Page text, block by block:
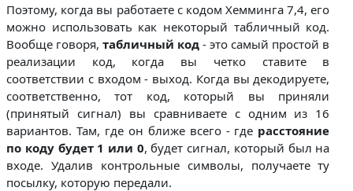
Поэтому, когда вы работаете с кодом Хемминга 7,4, его
можно использовать как некоторый табличный код.
Вообще говоря,табличный код - это самый простой в
реализации код, когда вы четко ставите в
соответствии с входом - выход. Когда вы декодируете,
соответственно, тот код, который вы приняли
(принятый сигнал) вы сравниваете с одним из 16
вариантов. Там, где он ближе всего - где расстояние
по коду будет 1 или 0, будет сигнал, который был на
входе. Удалив контрольные символы, получаете ту
посылку, которую передали.